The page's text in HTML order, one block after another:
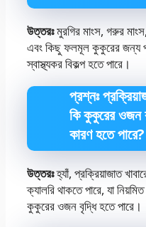
উত্তরঃমুরগির মাংস, গরুর
এবং কিছু ফলমূল কুকুরের জন্য
স্বাস্থ্যকর বিকল্প হতে পারে।
প্রশ্নঃ
কি কুকুরের ওজন
কারণ হতে পারে?
উত্তরঃহ্যাঁ, প্রক্রিয়াজাত
ক্যালরি থাকতে পারে, যা
কুকুরের ওজন বৃদ্ধি হতে পারে।